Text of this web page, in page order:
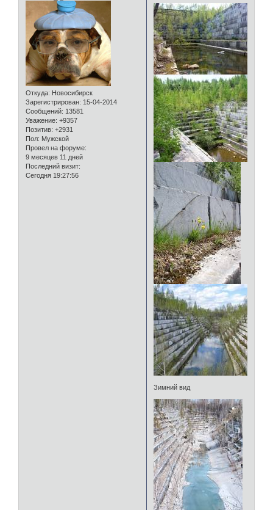
Откуда: Новосибирск
Зарегистрирован: 15-04-2014
Сообщений: 13581
Уважение: +9357
Позитив: +2931
Пол: Мужской
Провел на форуме:
9 месяцев 11 дней
Последний визит:
Сегодня 19:27:56
Зимний вид